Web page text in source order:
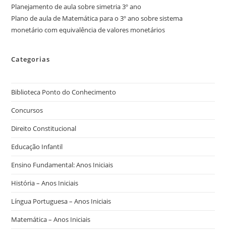
Planejamento de aula sobre simetria 3º ano
Plano de aula de Matemática para o 3º ano sobre sistema
monetário com equivalência de valores monetários
Categorias
Biblioteca Ponto do Conhecimento
Concursos
Direito Constitucional
Educação Infantil
Ensino Fundamental: Anos Iniciais
História – Anos Iniciais
Língua Portuguesa – Anos Iniciais
Matemática – Anos Iniciais